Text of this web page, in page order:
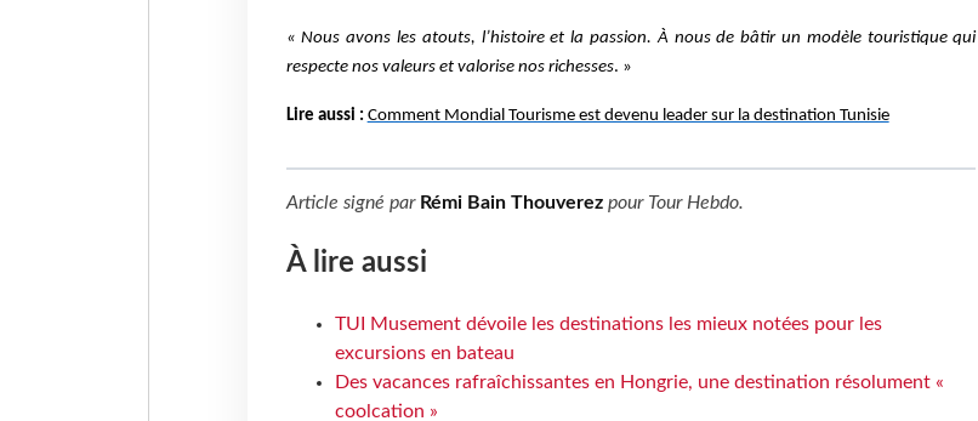
« Nous avons les atouts, l’histoire et la passion. À nous de bâtir un modèle touristique qui
respecte nos valeurs et valorise nos richesses. »
Lire aussi : Comment Mondial Tourisme est devenu leader sur la destination Tunisie
Article signé par Rémi Bain Thouverezpour Tour Hebdo.
À lire aussi
TUI Musement dévoile les destinations les mieux notées pour les
excursions en bateau
Des vacances rafraîchissantes en Hongrie, une destination résolument «
coolcation »